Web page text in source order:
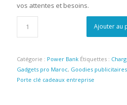
vos attentes et besoins.
Ajouter au
Catégorie : Power Bank Étiquettes :
Gadgets pro Maroc, Goodies publicitaires
Porte clé cadeaux entreprise